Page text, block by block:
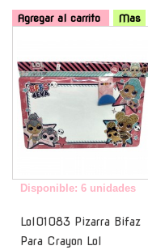
Agregar al carrito Mas
Disponible: 6 unidades
Lol01083 Pizarra Bifaz
Para Crayon Lol